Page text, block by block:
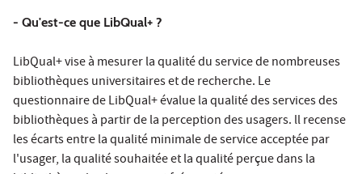
- Qu'est-ce que LibQual+ ?
LibQual+ vise à mesurer la qualité du service de nombreuses
bibliothèques universitaires et de recherche. Le
questionnaire de LibQual+ évalue la qualité des services des
bibliothèques à partir de la perception des usagers. ll recense
les écarts entre la qualité minimale de service acceptée par
l'usager, la qualité souhaitée et la qualité perçue dans la